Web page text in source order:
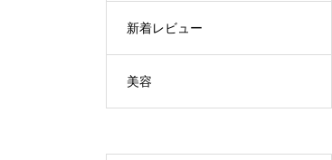
新着レビュー
美容